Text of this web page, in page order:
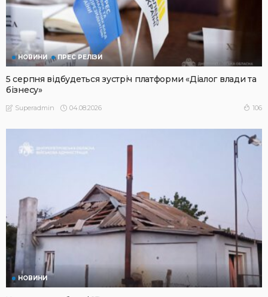
НОВИНИ ПРЕС РЕЛІЗИ
5 серпня відбудеться зустріч платформи «Діалог влади та
бізнесу»
Superadmin 04.08.2026 106
НОВИНИ